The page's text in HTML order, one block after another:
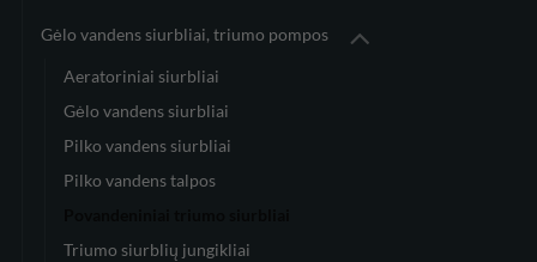
Gėlo vandens siurbliai, triumo pompos
Aeratoriniai siurbliai
Gėlo vandens siurbliai
Pilko vandens siurbliai
Pilko vandens talpos
Triumo siurblių jungikliai